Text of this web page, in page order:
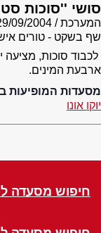
סושי ''סוכות
המערכת
09/2004
שף בשקט - טורים
לכבוד סוכות, מציעה
ארבעת המינים.
מסעדות המופיעות
יוקו אונו
חיפוש מסעדה